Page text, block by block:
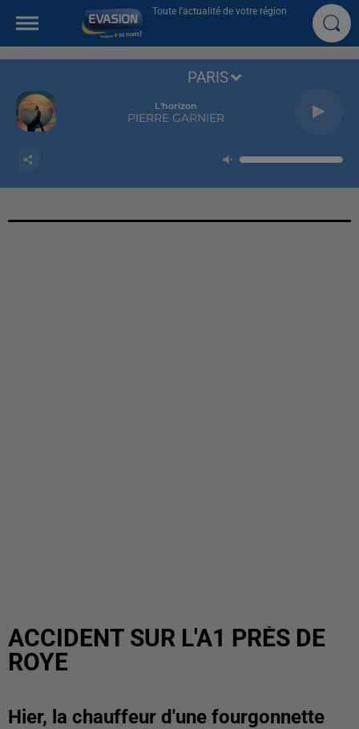
Toute l'actualité de votre région
L'horizon
PIERRE GARNIER
PARIS
ACCIDENT SUR L'A1 PRÈS DE
ROYE
Hier, la chauffeur d'une fourgonnette